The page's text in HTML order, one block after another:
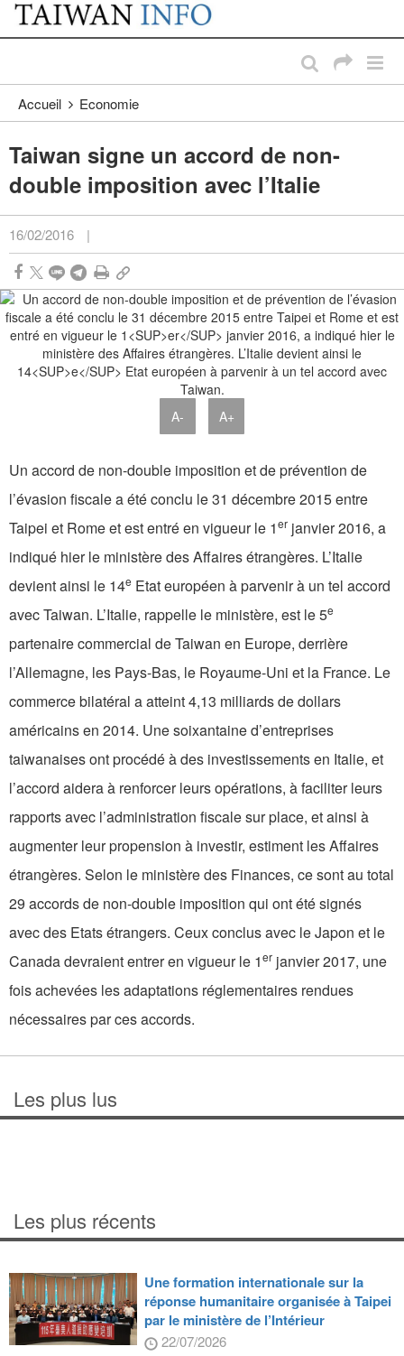
Passer au contenu principal
:::
Accueil Economie
Taiwan signe un accord de non-
double imposition avec l’Italie
16/02/2016 |
A- A+
Un accord de non-double imposition et de prévention de
l’évasion fiscale a été conclu le 31 décembre 2015 entre
Taipei et Rome et est entré en vigueur le 1er janvier 2016, a
indiqué hier le ministère des Affaires étrangères. L’Italie
devient ainsi le 14e Etat européen à parvenir à un tel accord
avec Taiwan. L’Italie, rappelle le ministère, est le 5e
partenaire commercial de Taiwan en Europe, derrière
l’Allemagne, les Pays-Bas, le Royaume-Uni et la France. Le
commerce bilatéral a atteint 4,13 milliards de dollars
américains en 2014. Une soixantaine d’entreprises
taiwanaises ont procédé à des investissements en Italie, et
l’accord aidera à renforcer leurs opérations, à faciliter leurs
rapports avec l’administration fiscale sur place, et ainsi à
augmenter leur propension à investir, estiment les Affaires
étrangères. Selon le ministère des Finances, ce sont au total
29 accords de non-double imposition qui ont été signés
avec des Etats étrangers. Ceux conclus avec le Japon et le
Canada devraient entrer en vigueur le 1er janvier 2017, une
fois achevées les adaptations réglementaires rendues
nécessaires par ces accords.
Les plus lus
Les plus récents
Une formation internationale sur la
réponse humanitaire organisée à Taipei
par le ministère de l’Intérieur
22/07/2026